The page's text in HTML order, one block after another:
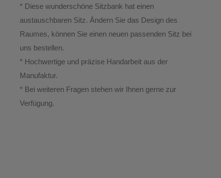
* Diese wunderschöne Sitzbank hat einen
austauschbaren Sitz. Ändern Sie das Design des
Raumes, können Sie einen neuen passenden Sitz bei
uns bestellen.
* Hochwertige und präzise Handarbeit aus der
Manufaktur.
* Bei weiteren Fragen stehen wir Ihnen gerne zur
Verfügung.